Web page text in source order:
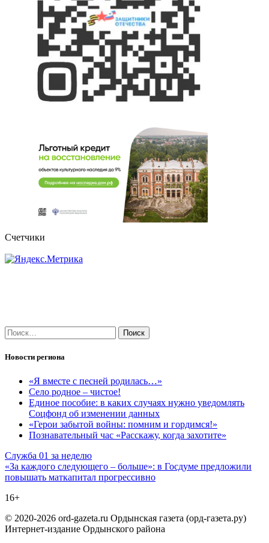
Счетчики
Найти:
Новости региона
«Я вместе с песней родилась…»
Село родное – чистое!
Единое пособие: в каких случаях нужно уведомлять
Соцфонд об изменении данных
«Герои забытой войны: помним и гордимся!»
Познавательный час «Расскажу, когда захотите»
Навигация
по
Служба 01 за неделю
«За каждого следующего – больше»: в Госдуме предложили
повышать маткапитал прогрессивно
16+
© 2020-2026 ord-gazeta.ru Ордынская газета (орд-газета.ру)
Интернет-издание Ордынского района